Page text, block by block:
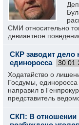
СМИ относительно
девиантное
СКР заводит дело
единоросса
Ходатайство о
Госдумы,
направил в
представитель
СКП: В отношении